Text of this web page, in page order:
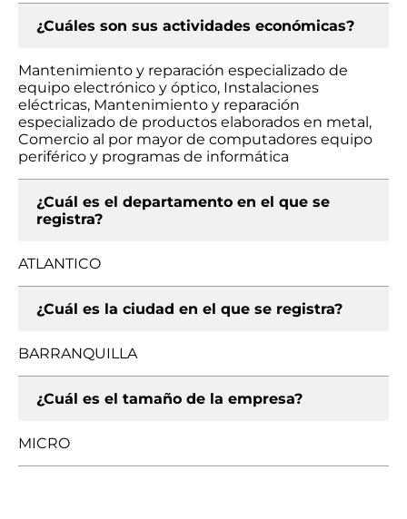
¿Cuáles son sus actividades económicas?
Mantenimiento y reparación especializado de
equipo electrónico y óptico, Instalaciones
eléctricas, Mantenimiento y reparación
especializado de productos elaborados en metal,
Comercio al por mayor de computadores equipo
periférico y programas de informática
¿Cuál es el departamento en el que se
registra?
ATLANTICO
¿Cuál es la ciudad en el que se registra?
BARRANQUILLA
¿Cuál es el tamaño de la empresa?
MICRO